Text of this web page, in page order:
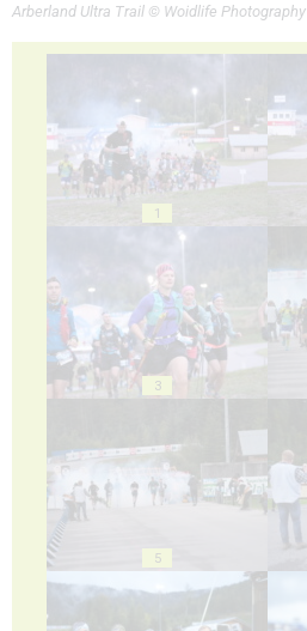
Arberland Ultra Trail © Woidlife Photography
1
3
5